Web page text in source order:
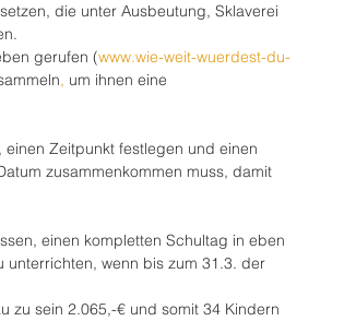
die unter Ausbeutung, Sklaverei
gerufen (www.wie-weit-wuerdest-du-
, um ihnen eine
Zeitpunkt festlegen und einen
zusammenkommen muss, damit
einen kompletten Schultag in eben
unterrichten, wenn bis zum 31.3. der
zu sein 2.065,-€ und somit 34 Kindern